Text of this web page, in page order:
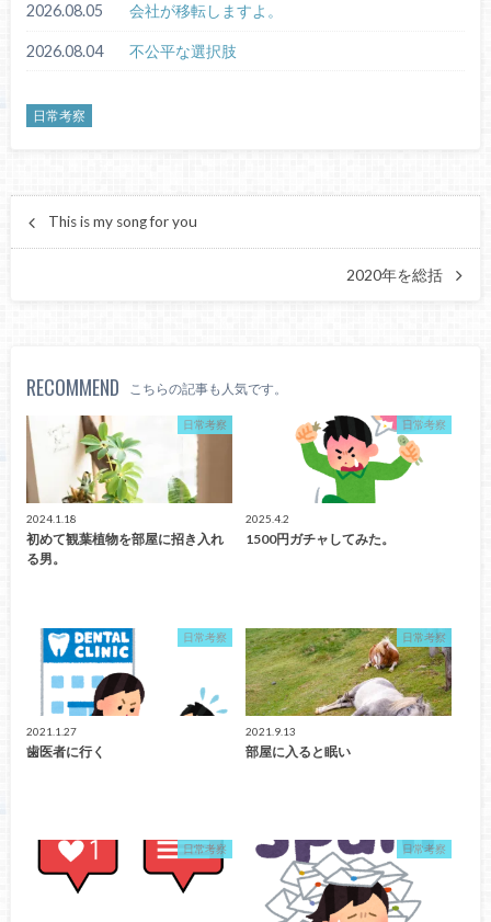
2026.08.05 会社が移転しますよ。
2026.08.04 不公平な選択肢
日常考察
This is my song for you
2020年を総括
RECOMMEND こちらの記事も人気です。
日常考察
2024.1.18
初めて観葉植物を部屋に招き入れ
る男。
日常考察
2025.4.2
1500円ガチャしてみた。
日常考察
2021.1.27
歯医者に行く
日常考察
2021.9.13
部屋に入ると眠い
日常考察 日常考察